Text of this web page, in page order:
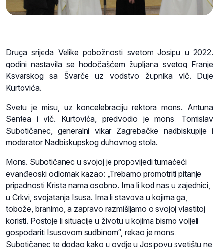
Druga srijeda Velike pobožnosti svetom Josipu u 2022.
godini nastavila se hodočašćem župljana svetog Franje
Ksvarskog sa Švarče uz vodstvo župnika vlč. Duje
Kurtovića.
Svetu je misu, uz koncelebraciju rektora mons. Antuna
Sentea i vlč. Kurtovića, predvodio je mons. Tomislav
Subotičanec, generalni vikar Zagrebačke nadbiskupije i
moderator Nadbiskupskog duhovnog stola.
Mons. Subotičanec u svojoj je propovijedi tumačeći
evanđeoski odlomak kazao: „Trebamo promotriti pitanje
pripadnosti Krista nama osobno. Ima li kod nas u zajednici,
u Crkvi, svojatanja Isusa. Ima li stavova u kojima ga,
tobože, branimo, a zapravo razmišljamo o svojoj vlastitoj
koristi. Postoje li situacije u životu u kojima bismo voljeli
gospodariti Isusovom sudbinom“, rekao je mons.
Subotičanec te dodao kako u ovdje u Josipovu svetištu ne